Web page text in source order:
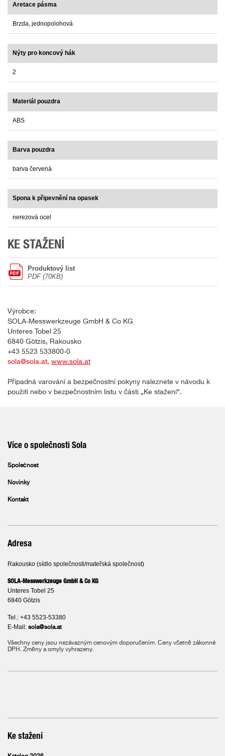
Aretace pásma
Brzda, jednopolohová
Nýty pro koncový hák
2
Materiál pouzdra
ABS
Barva pouzdra
barva červená
Spona k připevnění na opasek
nerezová ocel
KE STAŽENÍ
Produktový list
PDF (70KB)
Výrobce:
SOLA-Messwerkzeuge GmbH & Co KG
Unteres Tobel 25
6840 Götzis, Rakousko
+43 5523 533800-0
sola@sola.at, www.sola.at
Případná varování a bezpečnostní pokyny naleznete v návodu k
použití nebo v bezpečnostním listu v části „Ke stažení“.
Více o společnosti Sola
Společnost
Novinky
Kontakt
Adresa
Rakousko (sídlo společnosti/mateřská společnost)
SOLA-Messwerkzeuge GmbH & Co KG
Unteres Tobel 25
6840 Götzis
Tel.: +43 5523-53380
E-Mail: sola@sola.at
Všechny ceny jsou nezávazným cenovým doporučením. Ceny včetně zákonné
DPH. Změny a omyly vyhrazeny.
Ke stažení